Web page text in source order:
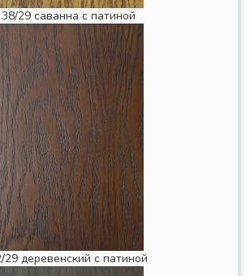
38/29 саванна с патиной
29 деревенский с патиной